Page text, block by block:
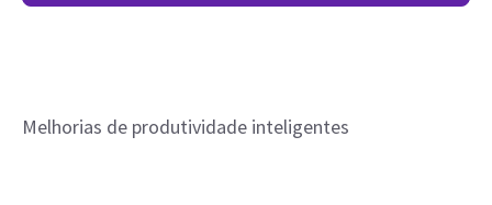
Melhorias de produtividade inteligentes